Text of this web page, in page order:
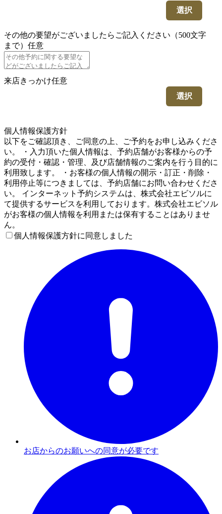
選択
その他の要望がございましたらご記入ください（500文字
まで） 任意
来店きっかけ任意
選択
個人情報保護方針
以下をご確認頂き、ご同意の上、ご予約をお申し込みくださ
い。 ・入力頂いた個人情報は、予約店舗がお客様からの予
約の受付・確認・管理、及び店舗情報のご案内を行う目的に
利用致します。 ・お客様の個人情報の開示・訂正・削除・
利用停止等につきましては、予約店舗にお問い合わせくださ
い。 インターネット予約システムは、株式会社エビソルに
て提供するサービスを利用しております。株式会社エビソル
がお客様の個人情報を利用または保有することはありませ
ん。
個人情報保護方針に同意しました
お店からのお願いへの同意が必要です